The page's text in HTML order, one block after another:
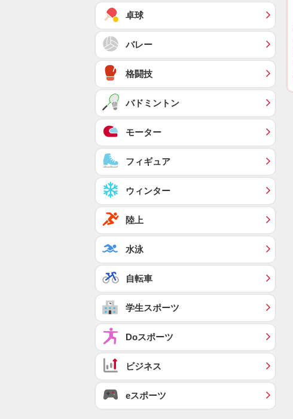
卓球
バレー
格闘技
バドミントン
モーター
フィギュア
ウィンター
陸上
水泳
自転車
学生スポーツ
Doスポーツ
ビジネス
eスポーツ